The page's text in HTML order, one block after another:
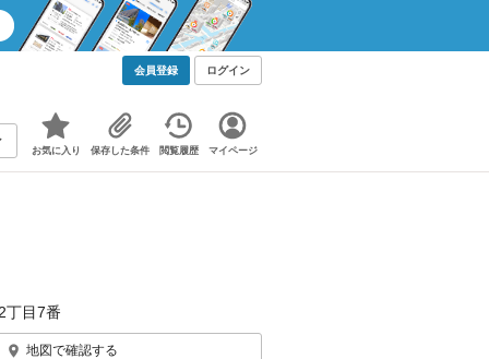
会員登録 ログイン
お気に入り 保存した条件 閲覧履歴 マイページ
丁目7番
地図で確認する